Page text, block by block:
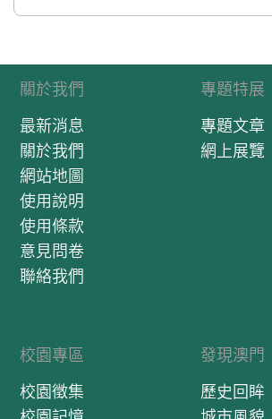
關於我們
最新消息
關於我們
網站地圖
使用說明
使用條款
意見問卷
聯絡我們
專題特展
專題文章
網上展覽
校園專區
校園徵集
發現澳門
歷史回眸